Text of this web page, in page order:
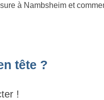
à Nambsheim et
tête ?
!